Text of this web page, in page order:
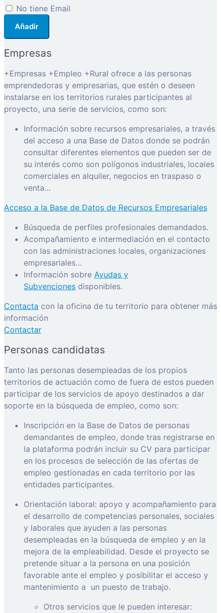
No tiene Email
Añadir
Empresas
+Empresas +Empleo +Rural ofrece a las personas
emprendedoras y empresarias, que estén o deseen
instalarse en los territorios rurales participantes al
proyecto, una serie de servicios, como son:
Información sobre recursos empresariales, a través
del acceso a una Base de Datos donde se podrán
consultar diferentes elementos que pueden ser de
su interés como son polígonos industriales, locales
comerciales en alquiler, negocios en traspaso o
venta…
Acceso a la Base de Datos de Recursos Empresariales
Búsqueda de perfiles profesionales demandados.
Acompañamiento e intermediación en el contacto
con las administraciones locales, organizaciones
empresariales…
Información sobre Ayudas y
Subvenciones disponibles.
Contacta con la oficina de tu territorio para obtener más
información
Contactar
Personas candidatas
Tanto las personas desempleadas de los propios
territorios de actuación como de fuera de estos pueden
participar de los servicios de apoyo destinados a dar
soporte en la búsqueda de empleo, como son:
Inscripción en la Base de Datos de personas
demandantes de empleo, donde tras registrarse en
la plataforma podrán incluir su CV para participar
en los procesos de selección de las ofertas de
empleo gestionadas en cada territorio por las
entidades participantes.
Orientación laboral: apoyo y acompañamiento para
el desarrollo de competencias personales, sociales
y laborales que ayuden a las personas
desempleadas en la búsqueda de empleo y en la
mejora de la empleabilidad. Desde el proyecto se
pretende situar a la persona en una posición
favorable ante el empleo y posibilitar el acceso y
mantenimiento a un puesto de trabajo.
Otros servicios que le pueden interesar: